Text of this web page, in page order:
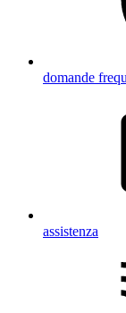
domande
assistenza